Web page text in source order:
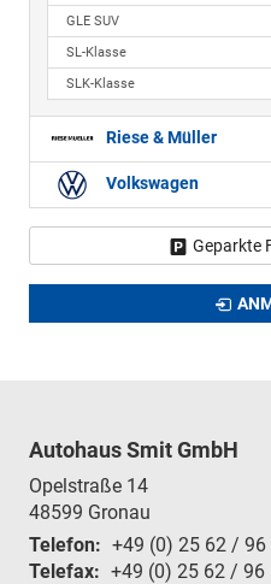
GLE SUV
SL-Klasse
SLK-Klasse
Riese & Müller
Volkswagen
Geparkte
Autohaus Smit GmbH
Opelstraße 14
48599 Gronau
Telefon: +49 (0) 25 62 / 96
Telefax: +49 (0) 25 62 / 96